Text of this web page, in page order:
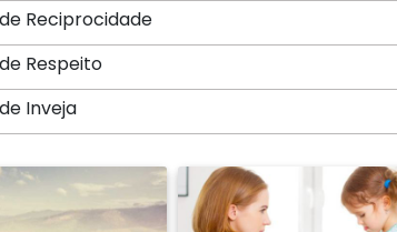
Reciprocidade
Respeito
Inveja